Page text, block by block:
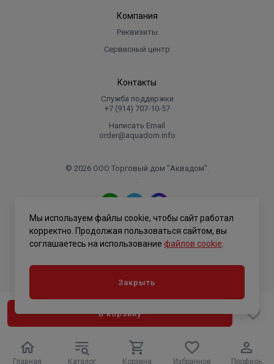
Главная Каталог Корзина Избранное Профиль
В корзину
Компания
Реквизиты
Сервисный центр
Контакты
Служба поддержки
+7 (914) 707‑10‑57
Написать Email
order@aquadom.info
© 2026 ООО Торговый дом "Аквадом".
.
Политика конфиденциальности
Мы используем файлы cookie, чтобы сайт работал
корректно. Продолжая пользоваться сайтом, вы
соглашаетесь на использование файлов cookie
Закрыть